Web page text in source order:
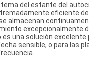
del estante del
eficiente
almacenan
excepcionalmente
una solución excelente
sensible, o para las